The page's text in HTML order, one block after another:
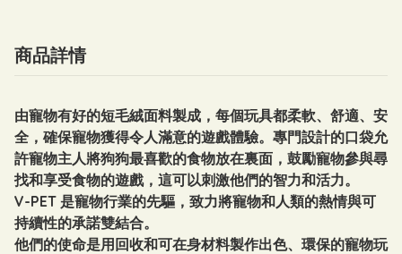
商品詳情
由寵物有好的短毛絨面料製成，每個玩具都柔軟、舒適、安
全，確保寵物獲得令人滿意的遊戲體驗。專門設計的口袋允
許寵物主人將狗狗最喜歡的食物放在裏面，鼓勵寵物參與尋
找和享受食物的遊戲，這可以刺激他們的智力和活力。
V-PET 是寵物行業的先驅，致力將寵物和人類的熱情與可
持續性的承諾雙結合。
他們的使命是用回收和可在身材料製作出色、環保的寵物玩